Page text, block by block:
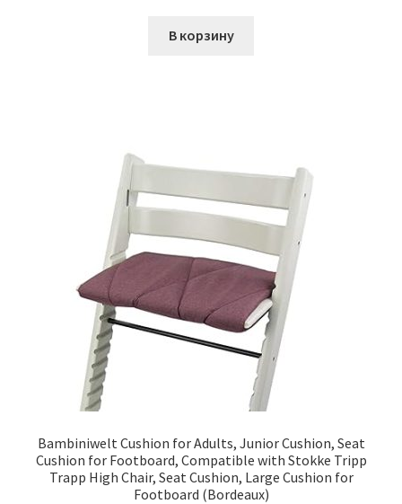
В корзину
Bambiniwelt Cushion for Adults, Junior Cushion, Seat
Cushion for Footboard, Compatible with Stokke Tripp
Trapp High Chair, Seat Cushion, Large Cushion for
Footboard (Bordeaux)